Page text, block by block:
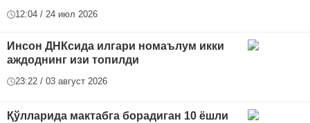
12:04 / 24 июл 2026
Инсон ДНКсида илгари номаълум икки
аждоднинг изи топилди
23:22 / 03 август 2026
Қўлларида мактабга борадиган 10 ёшли